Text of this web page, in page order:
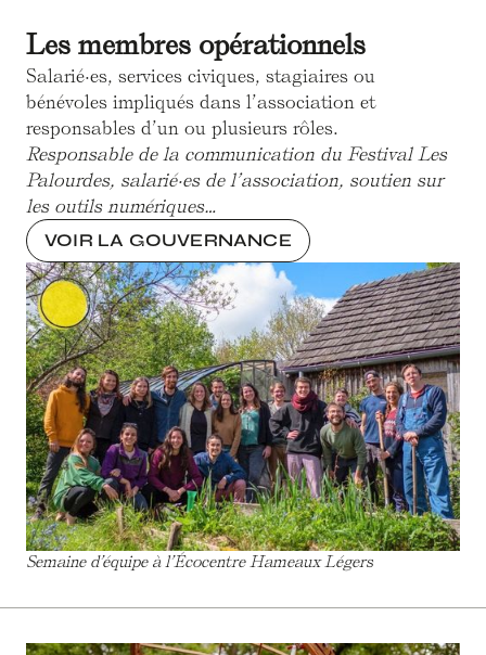
Les membres opérationnels
Salarié·es, services civiques, stagiaires ou
bénévoles impliqués dans l’association et
responsables d’un ou plusieurs rôles.
Responsable de la communication du Festival Les
Palourdes, salarié·es de l’association, soutien sur
les outils numériques…
VOIR LA GOUVERNANCE
Semaine d’équipe à l’Écocentre Hameaux Légers